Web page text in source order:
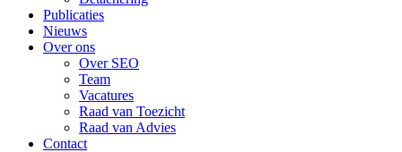
Publicaties
Nieuws
Over ons
Over SEO
Team
Vacatures
Raad van Toezicht
Raad van Advies
Contact